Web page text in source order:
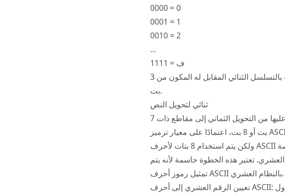
0000 = 0
0001 = 1
0010 = 2
...
1111 = ف
تحويل الأرقام الثماني: لكل رقم ثماني في التسلسل الخاص بك، استبدله بالتسلسل الثنائي المقابل له المكون من 3
بت.
ثنائي لتحويل النص
مجموعة الأرقام الثنائية: قم بتقسيم السلسلة الثنائية التي تم الحصول عليها من التحويل الثماني إلى مقاطع ذات 7
بت أو 8 بت، اعتمادًا على معيار ترميز ASCII الذي تستخدمه. يمكن تمثيل معظم أحرف ASCII الأساسية بـ 7 بتات،
تعتبر هذه الخطوة حاسمة لأنه يتم
تمثيل رموز أحرف ASCII بالنظام العشري.
تعيين الرقم العشري إلى أحرف ASCII: استخدم جدول ASCII للعثور على الحرف المطابق لكل رقم عشري تم